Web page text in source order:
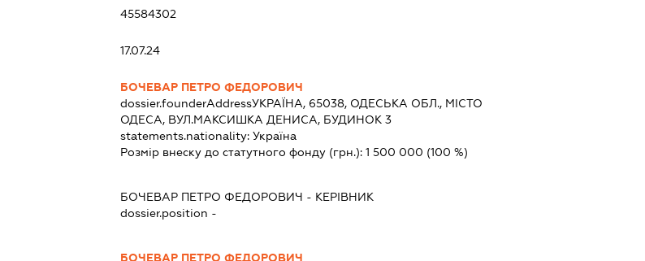
45584302
17.07.24
БОЧЕВАР ПЕТРО ФЕДОРОВИЧ
dossier.founderAddressУКРАЇНА, 65038, ОДЕСЬКА ОБЛ., МІСТО
ОДЕСА, ВУЛ.МАКСИШКА ДЕНИСА, БУДИНОК 3
statements.nationality: Україна
Розмір внеску до статутного фонду (грн.): 1 500 000 (100 %)
БОЧЕВАР ПЕТРО ФЕДОРОВИЧ - КЕРІВНИК
dossier.position -
БОЧЕВАР ПЕТРО ФЕДОРОВИЧ